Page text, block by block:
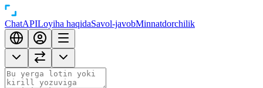
ChatAPILoyiha haqidaSavol-javobMinnatdorchilik